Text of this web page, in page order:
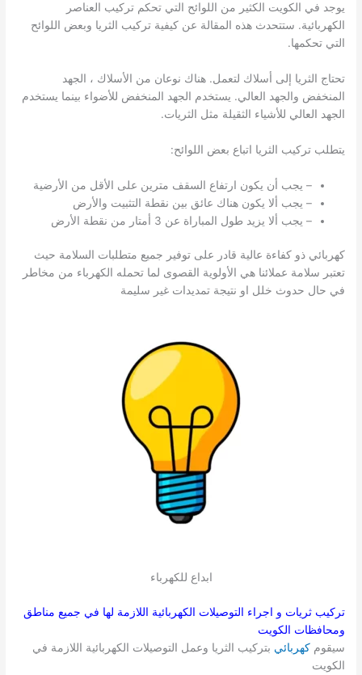
يوجد في الكويت الكثير من اللوائح التي تحكم تركيب العناصر
الكهربائية. ستتحدث هذه المقالة عن كيفية تركيب الثريا وبعض اللوائح
التي تحكمها.
تحتاج الثريا إلى أسلاك لتعمل. هناك نوعان من الأسلاك ، الجهد
المنخفض والجهد العالي. يستخدم الجهد المنخفض للأضواء بينما يستخدم
الجهد العالي للأشياء الثقيلة مثل الثريات.
يتطلب تركيب الثريا اتباع بعض اللوائح:
– يجب أن يكون ارتفاع السقف مترين على الأقل من الأرضية
– يجب ألا يكون هناك عائق بين نقطة التثبيت والأرض
– يجب ألا يزيد طول المباراة عن 3 أمتار من نقطة الأرض
كهربائي ذو كفاءة عالية قادر على توفير جميع متطلبات السلامة حيث
تعتبر سلامة عملائنا هي الأولوية القصوى لما تحمله الكهرباء من مخاطر
في حال حدوث خلل او نتيجة تمديدات غير سليمة
ابداع للكهرباء
تركيب ثريات و اجراء التوصيلات الكهربائية اللازمة لها في جميع مناطق
ومحافظات الكويت
سيقومكهربائي بتركيب الثريا وعمل التوصيلات الكهربائية اللازمة في
الكويت